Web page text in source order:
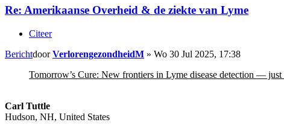
Re: Amerikaanse Overheid & de ziekte van Lyme
Citeer
BerichtdoorVerlorengezondheidM » Wo 30 Jul 2025, 17:38
Tomorrow’s Cure: New frontiers in Lyme disease detection —
Carl Tuttle
Hudson, NH, United States